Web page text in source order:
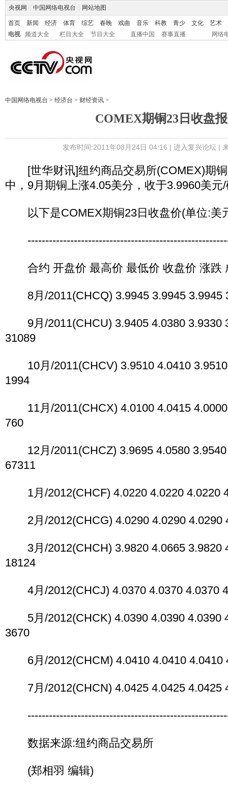
央视网 中国网络电视台 网站地图
首页 新闻 经济 体育 综艺 春晚 戏曲 音乐 科教 青少 文化
艺术
电视
频道大全 栏目大全 节目大全 直播中国 赛事直播 网络
中国网络电视台 > 经济台 > 财经资讯 >
COMEX期铜23日收盘
发布时间:2011年08月24日 04:16 | 进入复兴论坛|
[世华财讯]纽约商品交易所(COMEX)期铜
中，9月期铜上涨4.05美分，收于3.9960美元
以下是COMEX期铜23日收盘价(单位:美
合约 开盘价 最高价 最低价 收盘价 涨跌
8月/2011(CHCQ) 3.9945 3.9945 3.9945
9月/2011(CHCU) 3.9405 4.0380 3.9330
31089
10月/2011(CHCV) 3.9510 4.0410 3.9510
1994
11月/2011(CHCX) 4.0100 4.0415 4.0000
760
12月/2011(CHCZ) 3.9695 4.0580 3.9540
67311
1月/2012(CHCF) 4.0220 4.0220 4.0220
2月/2012(CHCG) 4.0290 4.0290 4.0290
3月/2012(CHCH) 3.9820 4.0665 3.9820
18124
4月/2012(CHCJ) 4.0370 4.0370 4.0370
5月/2012(CHCK) 4.0390 4.0390 4.0390
3670
6月/2012(CHCM) 4.0410 4.0410 4.0410
7月/2012(CHCN) 4.0425 4.0425 4.0425
数据来源:纽约商品交易所
(郑相羽 编辑)